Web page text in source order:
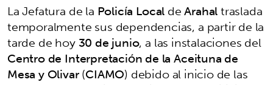
La Jefatura de la Policía LocaldeArahaltraslada
temporalmente sus dependencias, a partir de la
tarde de hoy30 de junio, a las instalaciones del
Centro de Interpretación de la Aceituna de
Mesa y Olivar(CIAMO) debido al inicio de las